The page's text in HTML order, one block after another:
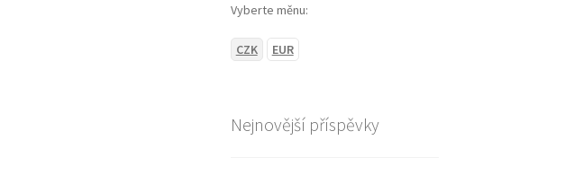
Vyberte měnu:
CZK EUR
Nejnovější příspěvky